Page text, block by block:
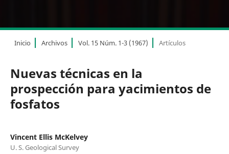
Inicio Archivos Vol. 15 Núm. 1-3 (1967) Artículos
Nuevas técnicas en la
prospección para yacimientos de
fosfatos
Vincent Ellis McKelvey
U. S. Geological Survey